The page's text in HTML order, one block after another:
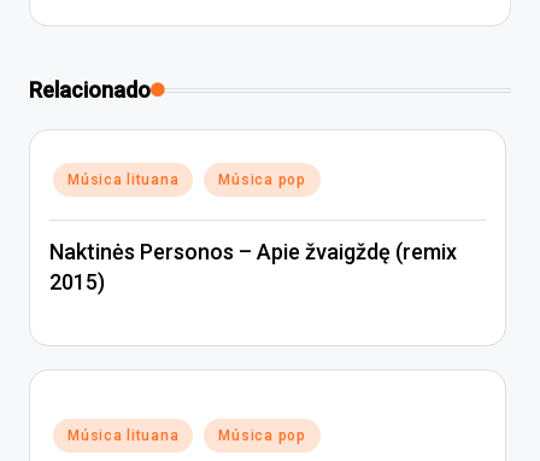
Relacionado
Posted
in
Música lituana Música pop
Naktinės Personos – Apie žvaigždę (remix
2015)
Posted
in
Música lituana Música pop